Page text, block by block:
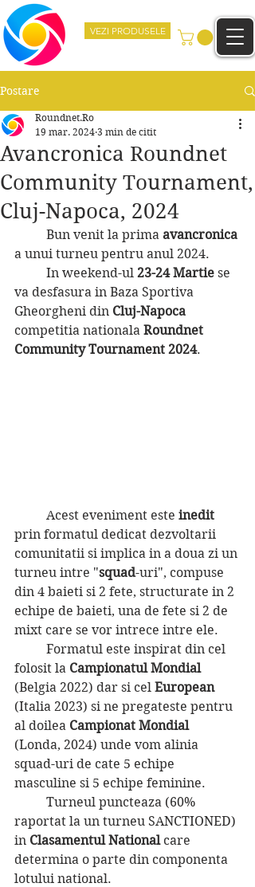
VEZI PRODUSELE
Postare
Avancronica Roundnet
Community Tournament,
Cluj-Napoca, 2024
Roundnet.Ro
19 mar. 2024 3 min de citit
	Bun venit la prima
avancronica
a unui turneu pentru anul 2024.
	In weekend-ul
23-24 Martie se
va desfasura in Baza Sportiva
Gheorgheni din Cluj-Napoca
competitia nationala Roundnet
Community Tournament 2024.
	Acest eveniment este
inedit
prin formatul dedicat dezvoltarii
comunitatii si implica in a doua zi un
turneu intre "squad-uri", compuse
din 4 baieti si 2 fete, structurate in 2
echipe de baieti, una de fete si 2 de
mixt care se vor intrece intre ele.
folosit la Campionatul Mondial
(Belgia 2022) dar si cel European
(Italia 2023) si ne pregateste pentru
al doilea Campionat Mondial
(Londa, 2024) unde vom alinia
squad-uri de cate 5 echipe
masculine si 5 echipe feminine.
raportat la un turneu SANCTIONED)
in Clasamentul National care
determina o parte din componenta
lotului national.